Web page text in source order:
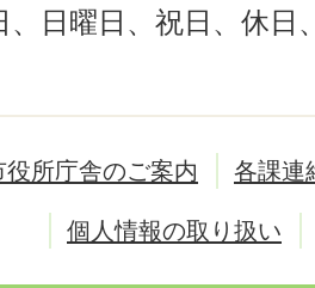
、日曜日、祝日、休
役所庁舎のご案内
各課連
個人情報の取り扱い